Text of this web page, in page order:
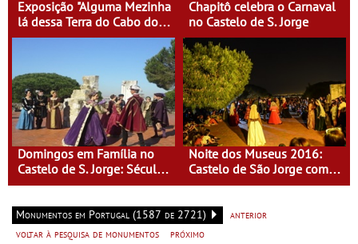
Exposição "Alguma Mezinha
lá dessa Terra do Cabo do
Mundo"
Chapitô celebra o Carnaval
no Castelo de S. Jorge
Domingos em Família no
Castelo de S. Jorge: Século
XVI - Tempo de Mulheres -
Noite dos Museus 2016:
Castelo de São Jorge com
entrada gratuita
Monumentos em Portugal (1587 de 2721)
anterior
voltar à pesquisa de monumentos
próximo